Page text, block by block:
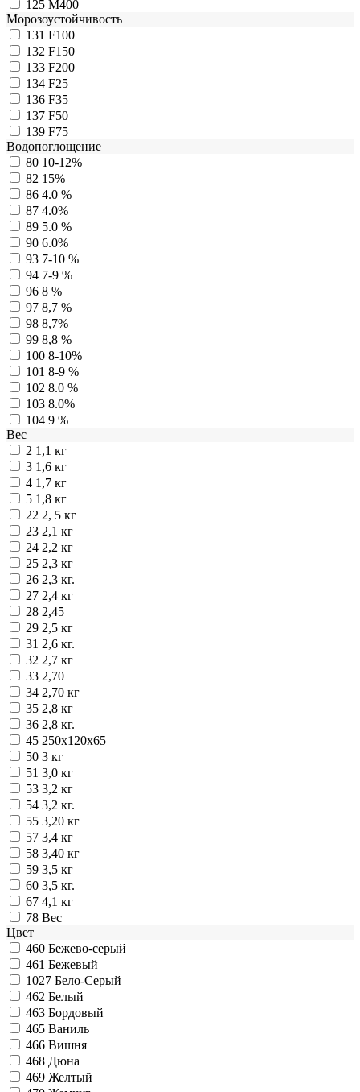
125 М400
Морозоустойчивость
131 F100
132 F150
133 F200
134 F25
136 F35
137 F50
139 F75
Водопоглощение
80 10-12%
82 15%
86 4.0 %
87 4.0%
89 5.0 %
90 6.0%
93 7-10 %
94 7-9 %
96 8 %
97 8,7 %
98 8,7%
99 8,8 %
100 8-10%
101 8-9 %
102 8.0 %
103 8.0%
104 9 %
Вес
2 1,1 кг
3 1,6 кг
4 1,7 кг
5 1,8 кг
22 2, 5 кг
23 2,1 кг
24 2,2 кг
25 2,3 кг
26 2,3 кг.
27 2,4 кг
28 2,45
29 2,5 кг
31 2,6 кг.
32 2,7 кг
33 2,70
34 2,70 кг
35 2,8 кг
36 2,8 кг.
45 250х120х65
50 3 кг
51 3,0 кг
53 3,2 кг
54 3,2 кг.
55 3,20 кг
57 3,4 кг
58 3,40 кг
59 3,5 кг
60 3,5 кг.
67 4,1 кг
78 Вес
Цвет
460 Бежево-серый
461 Бежевый
1027 Бело-Серый
462 Белый
463 Бордовый
465 Ваниль
466 Вишня
468 Дюна
469 Желтый